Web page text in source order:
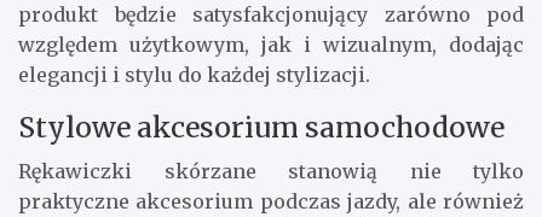
produkt będzie satysfakcjonujący zarówno pod
względem użytkowym, jak i wizualnym, dodając
elegancji i stylu do każdej stylizacji.
Stylowe akcesorium samochodowe
Rękawiczki skórzane stanowią nie tylko
praktyczne akcesorium podczas jazdy, ale również